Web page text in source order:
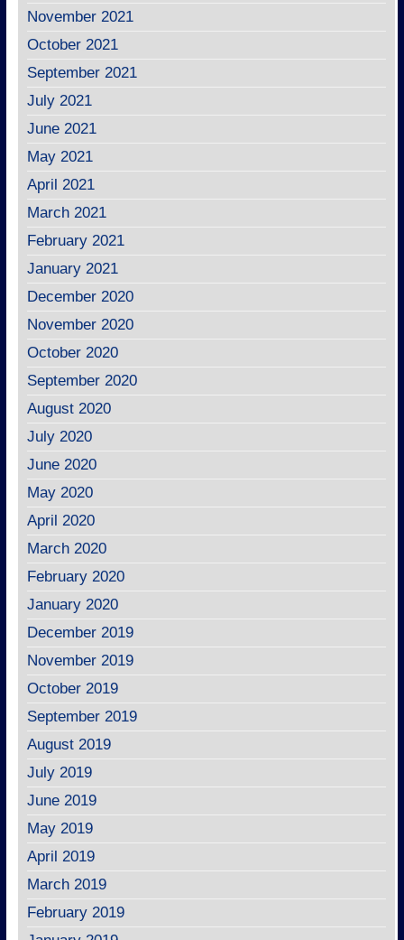
November 2021
October 2021
September 2021
July 2021
June 2021
May 2021
April 2021
March 2021
February 2021
January 2021
December 2020
November 2020
October 2020
September 2020
August 2020
July 2020
June 2020
May 2020
April 2020
March 2020
February 2020
January 2020
December 2019
November 2019
October 2019
September 2019
August 2019
July 2019
June 2019
May 2019
April 2019
March 2019
February 2019